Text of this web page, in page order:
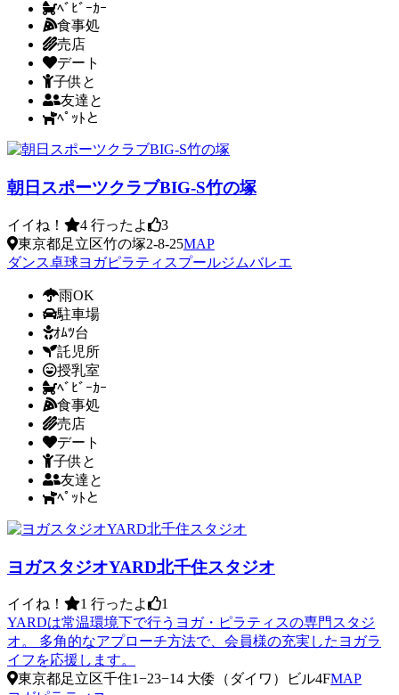
ﾍﾞﾋﾞｰｶｰ
食事処
売店
デート
子供と
友達と
ﾍﾟｯﾄと
朝日スポーツクラブBIG-S竹の塚
イイね！ 4 行ったよ
3
東京都足立区竹の塚2-8-25MAP
ダンス卓球ヨガピラティスプールジムバレエ
雨OK
駐車場
ｵﾑﾂ台
託児所
授乳室
ﾍﾞﾋﾞｰｶｰ
食事処
売店
デート
子供と
友達と
ﾍﾟｯﾄと
ヨガスタジオYARD北千住スタジオ
イイね！ 1 行ったよ
1
YARDは常温環境下で行うヨガ・ピラティスの専門スタジ
オ。 多角的なアプローチ方法で、会員様の充実したヨガラ
イフを応援します。
東京都足立区千住1−23−14 大倭（ダイワ）ビル4FMAP